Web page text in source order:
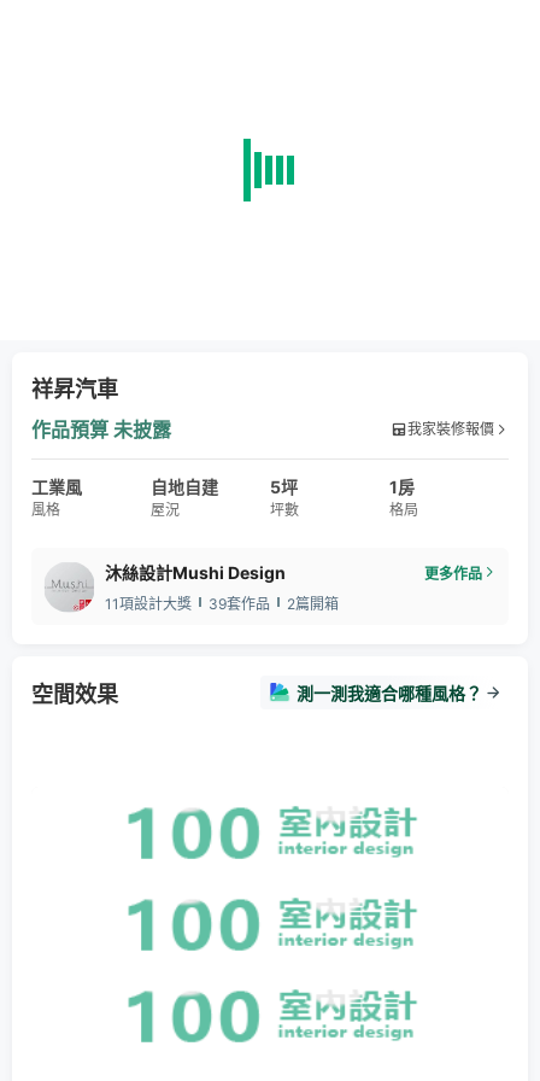
祥昇汽車
作品預算 未披露 我家裝修報價
工業風
風格
自地自建
屋況
5坪
坪數
1房
格局
沐絲設計Mushi Design
更多作品
11項設計大獎
39套作品 2篇開箱
空間效果 測一測我適合哪種風格？